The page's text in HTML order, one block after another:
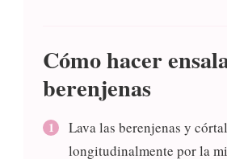
Cómo hacer
berenjenas
Lava las berenjenas y
longitudinalmente por la